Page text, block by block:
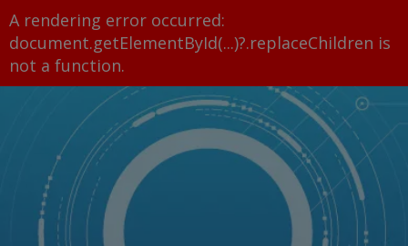
A rendering error occurred:
document.getElementById(...)?.replaceChildren is
not a function.